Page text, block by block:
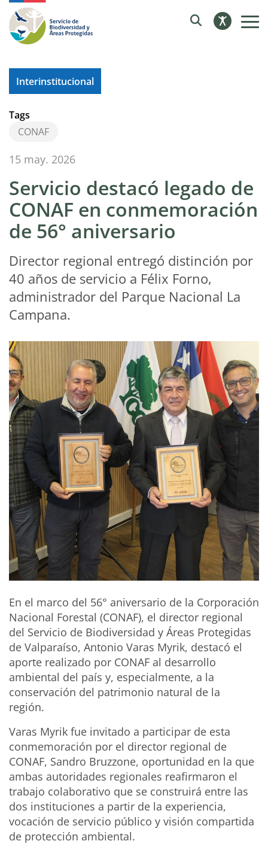
Interinstitucional
Tags
CONAF
15 may. 2026
Servicio destacó legado de
CONAF en conmemoración
de 56° aniversario
Director regional entregó distinción por
40 años de servicio a Félix Forno,
administrador del Parque Nacional La
Campana.
En el marco del 56° aniversario de la Corporación
Nacional Forestal (CONAF), el director regional
del Servicio de Biodiversidad y Áreas Protegidas
de Valparaíso, Antonio Varas Myrik, destacó el
aporte realizado por CONAF al desarrollo
ambiental del país y, especialmente, a la
conservación del patrimonio natural de la
región.
Varas Myrik fue invitado a participar de esta
conmemoración por el director regional de
CONAF, Sandro Bruzzone, oportunidad en la que
ambas autoridades regionales reafirmaron el
trabajo colaborativo que se construirá entre las
dos instituciones a partir de la experiencia,
vocación de servicio público y visión compartida
de protección ambiental.